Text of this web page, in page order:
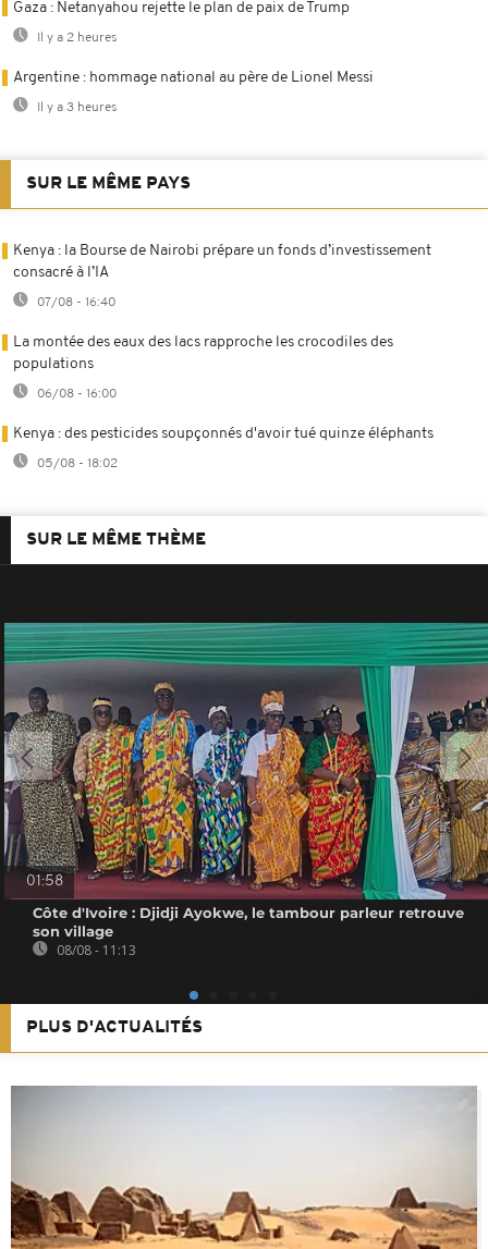
Gaza : Netanyahou rejette le plan de paix de Trump
Il y a 2 heures
Argentine : hommage national au père de Lionel Messi
Il y a 3 heures
SUR LE MÊME PAYS
Kenya : la Bourse de Nairobi prépare un fonds d’investissement
consacré à l’IA
07/08 - 16:40
La montée des eaux des lacs rapproche les crocodiles des
populations
06/08 - 16:00
Kenya : des pesticides soupçonnés d'avoir tué quinze éléphants
05/08 - 18:02
SUR LE MÊME THÈME
01:58
Côte d'Ivoire : Djidji Ayokwe, le tambour parleur retrouve
son village
08/08 - 11:13
PLUS D'ACTUALITÉS